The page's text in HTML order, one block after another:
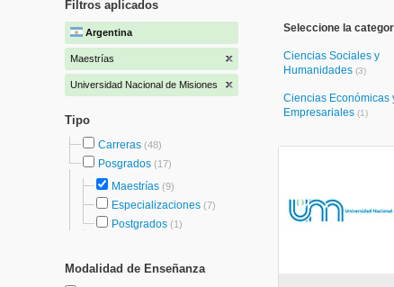
Filtros aplicados
Argentina
Maestrías
Universidad Nacional de Misiones
Tipo
Carreras (48)
Posgrados (17)
Maestrías (9)
Especializaciones (7)
Postgrados (1)
Modalidad de Enseñanza
Seleccione la
Ciencias Sociales y
Humanidades (3)
Ciencias Económicas
Empresariales (1)